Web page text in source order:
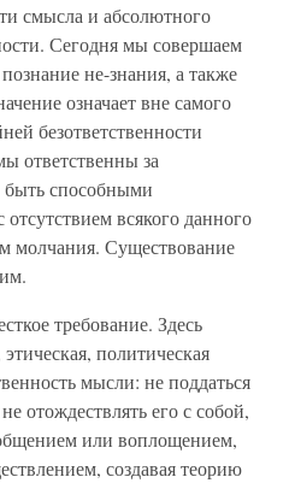
смысла и абсолютного
Сегодня мы совершаем
не-знания, а также
означает вне самого
безответственности
ответственны за
быть способными
всякого данного
молчания. Существование
требование. Здесь
политическая
мысли: не поддаться
отождествлять его с собой,
или воплощением,
создавая теорию